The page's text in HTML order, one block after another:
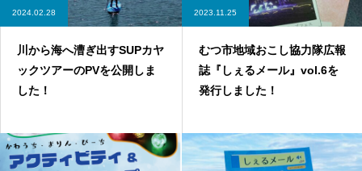
2024.02.28
川から海へ漕ぎ出すSUPカヤ
ックツアーのPVを公開しま
した！
2023.11.25
むつ市地域おこし協力隊広報
誌『しぇるメール』vol.6を
発行しました！